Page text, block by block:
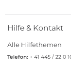
Hilfe & Kontakt
Alle Hilfethemen
Telefon: + 41 445 / 22 0